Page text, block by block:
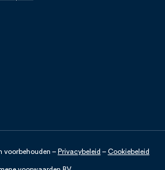
voorbehouden – Privacybeleid – Cookiebeleid